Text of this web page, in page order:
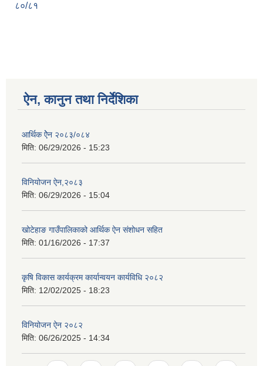
८०/८१
ऐन, कानुन तथा निर्देशिका
आर्थिक ऐेन २०८३/०८४
मिति: 06/29/2026 - 15:23
विनियोजन ऐन,२०८३
मिति: 06/29/2026 - 15:04
खोटेहाङ गाउँपालिकाको आर्थिक ऐन संशोधन सहित
मिति: 01/16/2026 - 17:37
कृषि विकास कार्यक्रम कार्यान्वयन कार्यविधि २०८२
मिति: 12/02/2025 - 18:23
विनियोजन ऐन २०८२
मिति: 06/26/2025 - 14:34